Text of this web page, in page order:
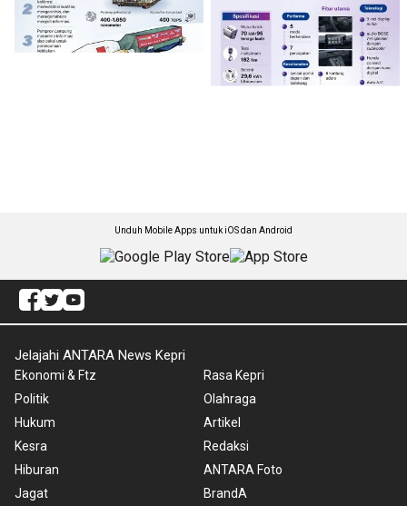
Unduh Mobile Apps untuk iOS dan Android
Jelajahi ANTARA News Kepri
Ekonomi & Ftz
Politik
Hukum
Kesra
Hiburan
Jagat
Rasa Kepri
Olahraga
Artikel
Redaksi
ANTARA Foto
BrandA